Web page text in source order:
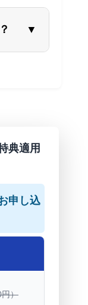
典適用
申し込
）